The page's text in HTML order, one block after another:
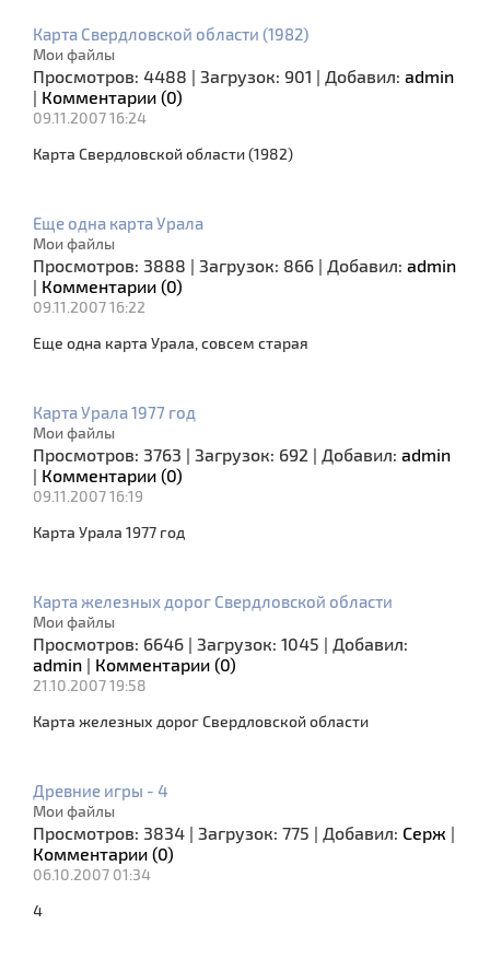
Карта Свердловской области (1982)
Мои файлы
Просмотров: 4488 | Загрузок: 901 | Добавил: admin
| Комментарии (0)
09.11.2007 16:24
Карта Свердловской области (1982)
Еще одна карта Урала
Мои файлы
Просмотров: 3888 | Загрузок: 866 | Добавил: admin
| Комментарии (0)
09.11.2007 16:22
Еще одна карта Урала, совсем старая
Карта Урала 1977 год
Мои файлы
Просмотров: 3763 | Загрузок: 692 | Добавил: admin
| Комментарии (0)
09.11.2007 16:19
Карта Урала 1977 год
Карта железных дорог Свердловской области
Мои файлы
Просмотров: 6646 | Загрузок: 1045 | Добавил:
admin | Комментарии (0)
21.10.2007 19:58
Карта железных дорог Свердловской области
Древние игры - 4
Мои файлы
Просмотров: 3834 | Загрузок: 775 | Добавил: Серж |
Комментарии (0)
06.10.2007 01:34
4